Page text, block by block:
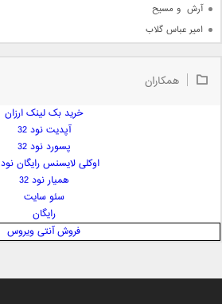
آرش  و مسیح
امیر عباس گلاب
امیر علی
ایمان غلامی
بابک جهانبخش
همکاران
خرید بک لینک ارزان
آپدیت نود 32
پسورد نود 32
اوکلی لایسنس رایگان نود 32
همیار نود 32
سئو سایت
رایگان
فروش آنتی ویروس